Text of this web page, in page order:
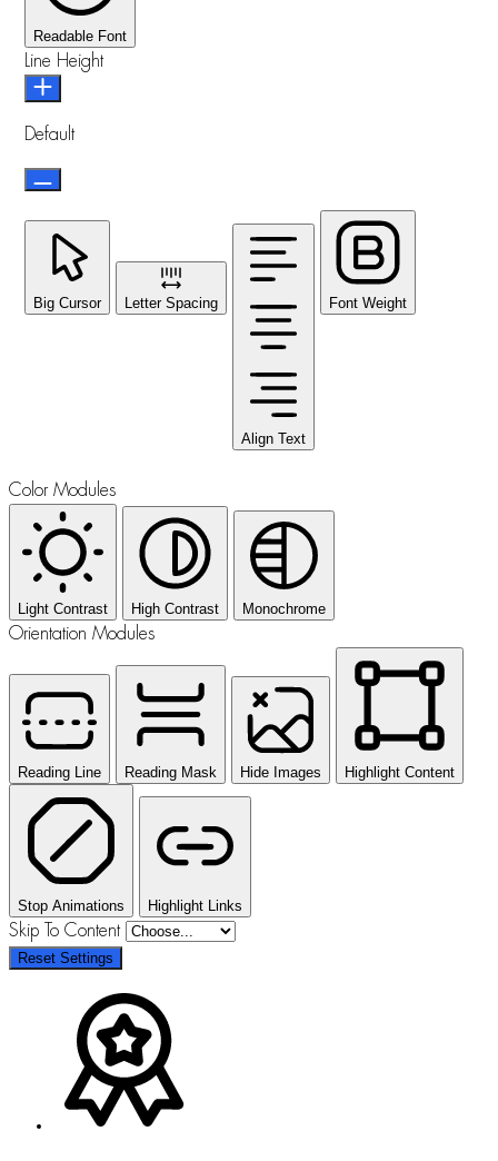
Readable Font
Line Height
Default
Big Cursor Letter Spacing
Align Text
Font Weight
Color Modules
Light Contrast High Contrast Monochrome
Orientation Modules
Reading Line Reading Mask Hide Images Highlight Content
Stop Animations Highlight Links
Skip To Content
Reset Settings